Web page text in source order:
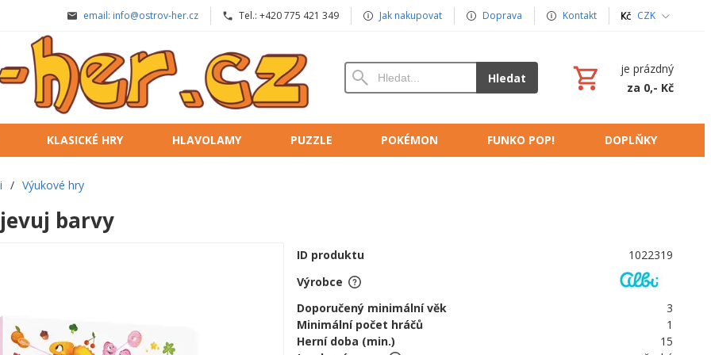
email: info@ostrov-her.cz Tel.: +420 775 421 349 Jak nakupovat Doprava Kontakt CZK
Hledat
je prázdný
za 0,- Kč
KLASICKÉ HRY HLAVOLAMY PUZZLE POKÉMON FUNKO POP! DOPLŇKY
/ Výukové hry
barvy
ID produktu
1022319
Výrobce
Doporučený minimální věk
3
Minimální počet hráčů
1
Herní doba (min.)
15